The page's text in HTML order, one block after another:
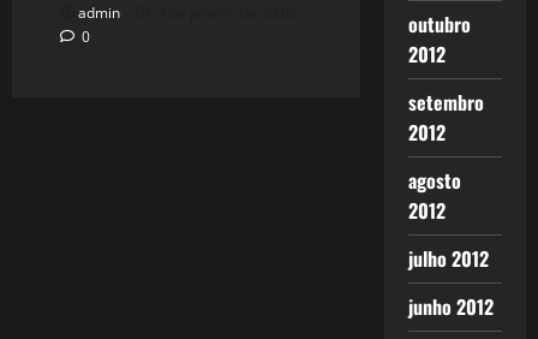
admin
0
outubro
2012
setembro
2012
agosto
2012
julho 2012
junho 2012